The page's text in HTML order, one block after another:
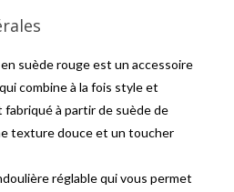
suède rouge est un accessoire
combine à la fois style et
à partir de suède de
texture douce et un toucher
réglable qui vous permet